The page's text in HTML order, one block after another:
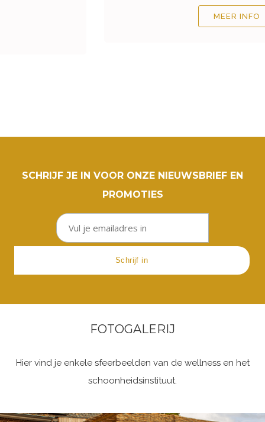
SCHRIJF JE IN VOOR ONZE NIEUWSBRIEF EN
PROMOTIES
FOTOGALERIJ
Hier vind je enkele sfeerbeelden van de wellness en het
schoonheidsinstituut.